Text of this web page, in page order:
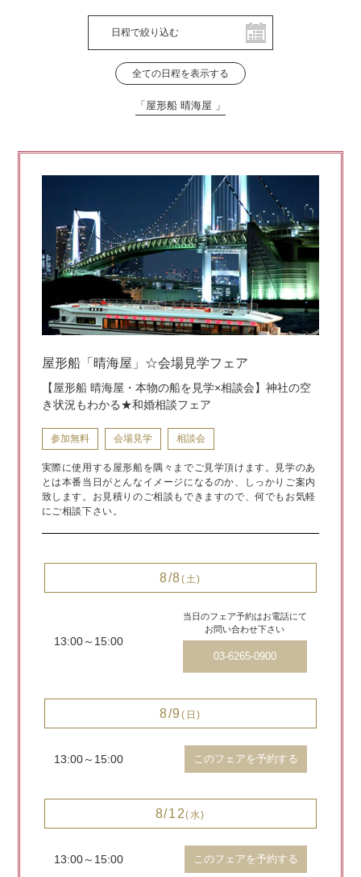
日程で絞り込む
全ての日程を表示する
「屋形船 晴海屋 」
屋形船「晴海屋」☆会場見学フェア
【屋形船 晴海屋・本物の船を見学×相談会】神社の空
き状況もわかる★和婚相談フェア
参加無料 会場見学 相談会
実際に使用する屋形船を隅々までご見学頂けます。見学のあ
とは本番当日がとんなイメージになるのか、しっかりご案内
致します。お見積りのご相談もできますので、何でもお気軽
にご相談下さい。
8/8(土)
13:00～15:00
当日のフェア予約はお電話にて
お問い合わせ下さい
03-6265-0900
8/9 (日)
13:00～15:00 このフェアを予約する
8/12(水)
13:00～15:00 このフェアを予約する